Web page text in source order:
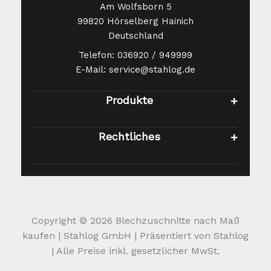
Am Wolfsborn 5
99820 Hörselberg Hainich
Deutschland
Telefon: 036920 / 949999
E-Mail: service@stahlog.de
Produkte
Rechtliches
Copyright © 2026 Blechzuschnitte nach Maß
kaufen | Stahlog GmbH | Präsentiert von Stahlog
| Alle Preise inkl. gesetzlicher MwSt.